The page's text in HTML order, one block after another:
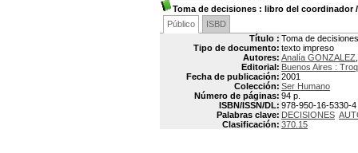
Toma de decisiones : libro del coordinador
Público
ISBD
Título : Toma de
Tipo de documento: texto impreso
Autores: Analía GONZALEZ
Editorial: Buenos Aires :
Fecha de publicación: 2001
Colección: Ser Humano
Número de páginas: 94 p.
ISBN/ISSN/DL: 978-950-16-5330-4
Palabras clave: DECISIONES
Clasificación: 370.15